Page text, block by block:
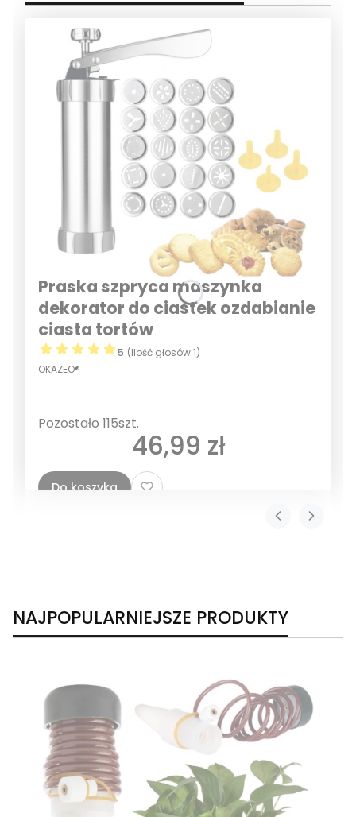
Praska szpryca maszynka
dekorator do ciastek ozdabianie
ciasta tortów
5 (Ilość głosów 1)
OKAZEO®
Pozostało 115szt.
Cena
46,99 zł
Do koszyka
NAJPOPULARNIEJSZE PRODUKTY